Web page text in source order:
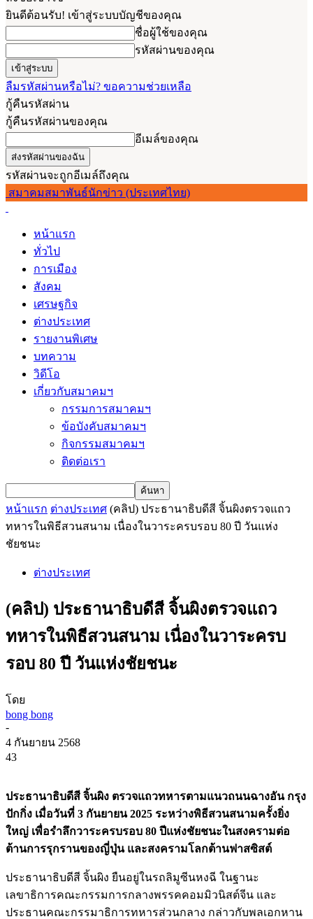
ยินดีต้อนรับ! เข้าสู่ระบบบัญชีของคุณ
ชื่อผู้ใช้ของคุณ
รหัสผ่านของคุณ
ลืมรหัสผ่านหรือไม่? ขอความช่วยเหลือ
กู้คืนรหัสผ่าน
กู้คืนรหัสผ่านของคุณ
อีเมล์ของคุณ
รหัสผ่านจะถูกอีเมล์ถึงคุณ
สมาคมสมาพันธ์นักข่าว (ประเทศไทย)
หน้าแรก
ทั่วไป
การเมือง
สังคม
เศรษฐกิจ
ต่างประเทศ
รายงานพิเศษ
บทความ
วิดีโอ
เกี่ยวกับสมาคมฯ
กรรมการสมาคมฯ
ข้อบังคับสมาคมฯ
กิจกรรมสมาคมฯ
ติดต่อเรา
หน้าแรก ต่างประเทศ (คลิป) ประธานาธิบดีสี จิ้นผิงตรวจแถว
ทหารในพิธีสวนสนาม เนื่องในวาระครบรอบ 80 ปี วันแห่ง
ชัยชนะ
ต่างประเทศ
(คลิป) ประธานาธิบดีสี จิ้นผิงตรวจแถว
ทหารในพิธีสวนสนาม เนื่องในวาระครบ
รอบ 80 ปี วันแห่งชัยชนะ
โดย
bong bong
-
4 กันยายน 2568
43
ประธานาธิบดีสี จิ้นผิง ตรวจแถวทหารตามแนวถนนฉางอัน กรุง
ปักกิ่ง เมื่อวันที่ 3 กันยายน 2025 ระหว่างพิธีสวนสนามครั้งยิ่ง
ใหญ่ เพื่อรำลึกวาระครบรอบ 80 ปีแห่งชัยชนะในสงครามต่อ
ต้านการรุกรานของญี่ปุ่น และสงครามโลกต้านฟาสซิสต์
ประธานาธิบดีสี จิ้นผิง ยืนอยู่ในรถลิมูซีนหงฉี ในฐานะ
เลขาธิการคณะกรรมการกลางพรรคคอมมิวนิสต์จีน และ
ประธานคณะกรรมาธิการทหารส่วนกลาง กล่าวกับพลเอกหาน